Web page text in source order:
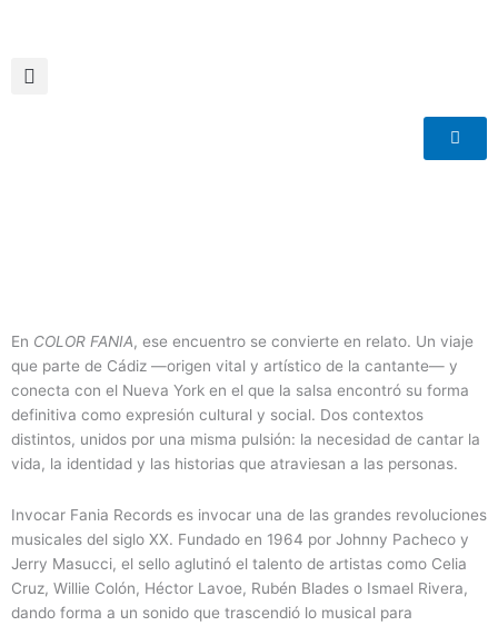
En COLOR FANIA, ese encuentro se convierte en relato. Un viaje
que parte de Cádiz —origen vital y artístico de la cantante— y
conecta con el Nueva York en el que la salsa encontró su forma
definitiva como expresión cultural y social. Dos contextos
distintos, unidos por una misma pulsión: la necesidad de cantar la
vida, la identidad y las historias que atraviesan a las personas.
Invocar Fania Records es invocar una de las grandes revoluciones
musicales del siglo XX. Fundado en 1964 por Johnny Pacheco y
Jerry Masucci, el sello aglutinó el talento de artistas como Celia
Cruz, Willie Colón, Héctor Lavoe, Rubén Blades o Ismael Rivera,
dando forma a un sonido que trascendió lo musical para